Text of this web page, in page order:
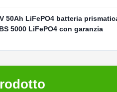
50Ah LiFePO4 batteria
5000 LiFePO4 con garanzia